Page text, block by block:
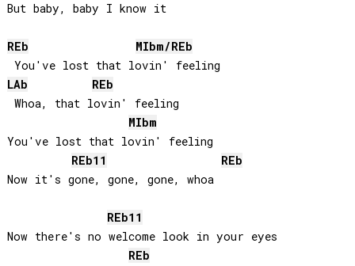
But baby, baby I know it
REb MIbm/REb
LAb
REb
Whoa, that lovin' feeling
MIbm
You've lost that lovin' feeling
REb11
REb
Now it's gone, gone, gone, whoa
REb11
Now there's no welcome look in your eyes
REb